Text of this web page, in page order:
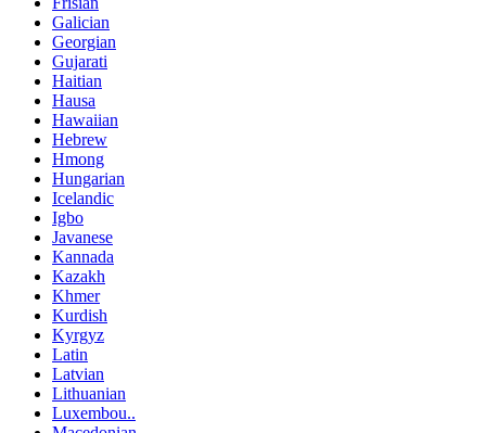
Galician
Georgian
Gujarati
Haitian
Hausa
Hawaiian
Hebrew
Hmong
Hungarian
Icelandic
Igbo
Javanese
Kannada
Kazakh
Khmer
Kurdish
Kyrgyz
Latin
Latvian
Lithuanian
Luxembou..